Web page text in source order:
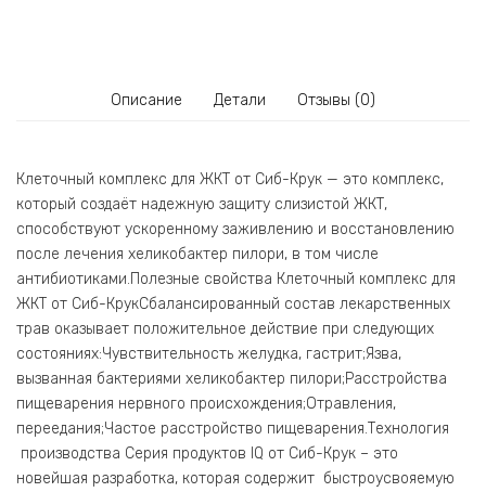
Описание Детали Отзывы (0)
Клеточный комплекс для ЖКТ от Сиб-Крук — это комплекс,
который создаёт надежную защиту слизистой ЖКТ,
способствуют ускоренному заживлению и восстановлению
после лечения хеликобактер пилори, в том числе
антибиотиками.Полезные свойства Клеточный комплекс для
ЖКТ от Сиб-КрукСбалансированный состав лекарственных
трав оказывает положительное действие при следующих
состояниях:Чувствительность желудка, гастрит;Язва,
вызванная бактериями хеликобактер пилори;Расстройства
пищеварения нервного происхождения;Отравления,
переедания;Частое расстройство пищеварения.Технология
производства Серия продуктов IQ от Сиб-Крук – это
новейшая разработка, которая содержит быстроусвояемую